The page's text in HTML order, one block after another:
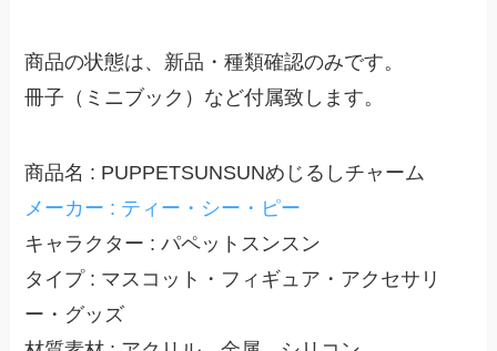
商品の状態は、新品・種類確認のみです。
冊子（ミニブック）など付属致します。
商品名 : PUPPETSUNSUNめじるしチャーム
メーカー : ティー・シー・ピー
キャラクター : パペットスンスン
タイプ : マスコット・フィギュア・アクセサリ
ー・グッズ